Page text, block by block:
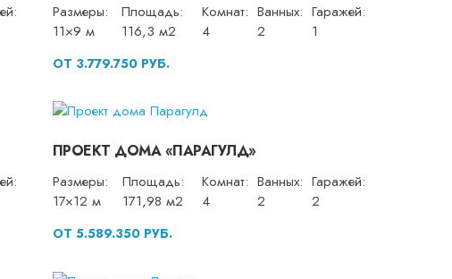
Размеры:
11×9 м
Площадь:
116,3 м2
Комнат:
4
Ванных:
2
Гаражей:
1
ОТ 3.779.750 РУБ.
ПРОЕКТ ДОМА «ПАРАГУЛД»
Размеры:
17×12 м
Площадь:
171,98 м2
Комнат:
4
Ванных:
2
Гаражей:
2
ОТ 5.589.350 РУБ.